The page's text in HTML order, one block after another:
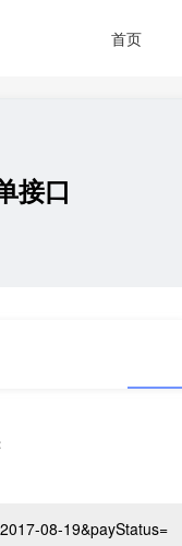
首页
接口
08-19&payStatus=